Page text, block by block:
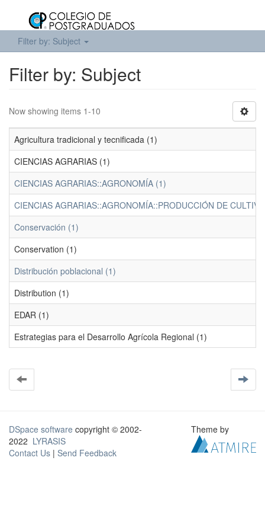
Filter by: Subject
Filter by: Subject
Now showing items 1-10
Agricultura tradicional y tecnificada (1)
CIENCIAS AGRARIAS (1)
CIENCIAS AGRARIAS::AGRONOMÍA (1)
CIENCIAS AGRARIAS::AGRONOMÍA::PRODUCCIÓN DE
Conservación (1)
Conservation (1)
Distribución poblacional (1)
Distribution (1)
EDAR (1)
Estrategias para el Desarrollo Agrícola Regional (1)
DSpace software copyright © 2002-
2022 LYRASIS
Contact Us | Send Feedback
Theme by